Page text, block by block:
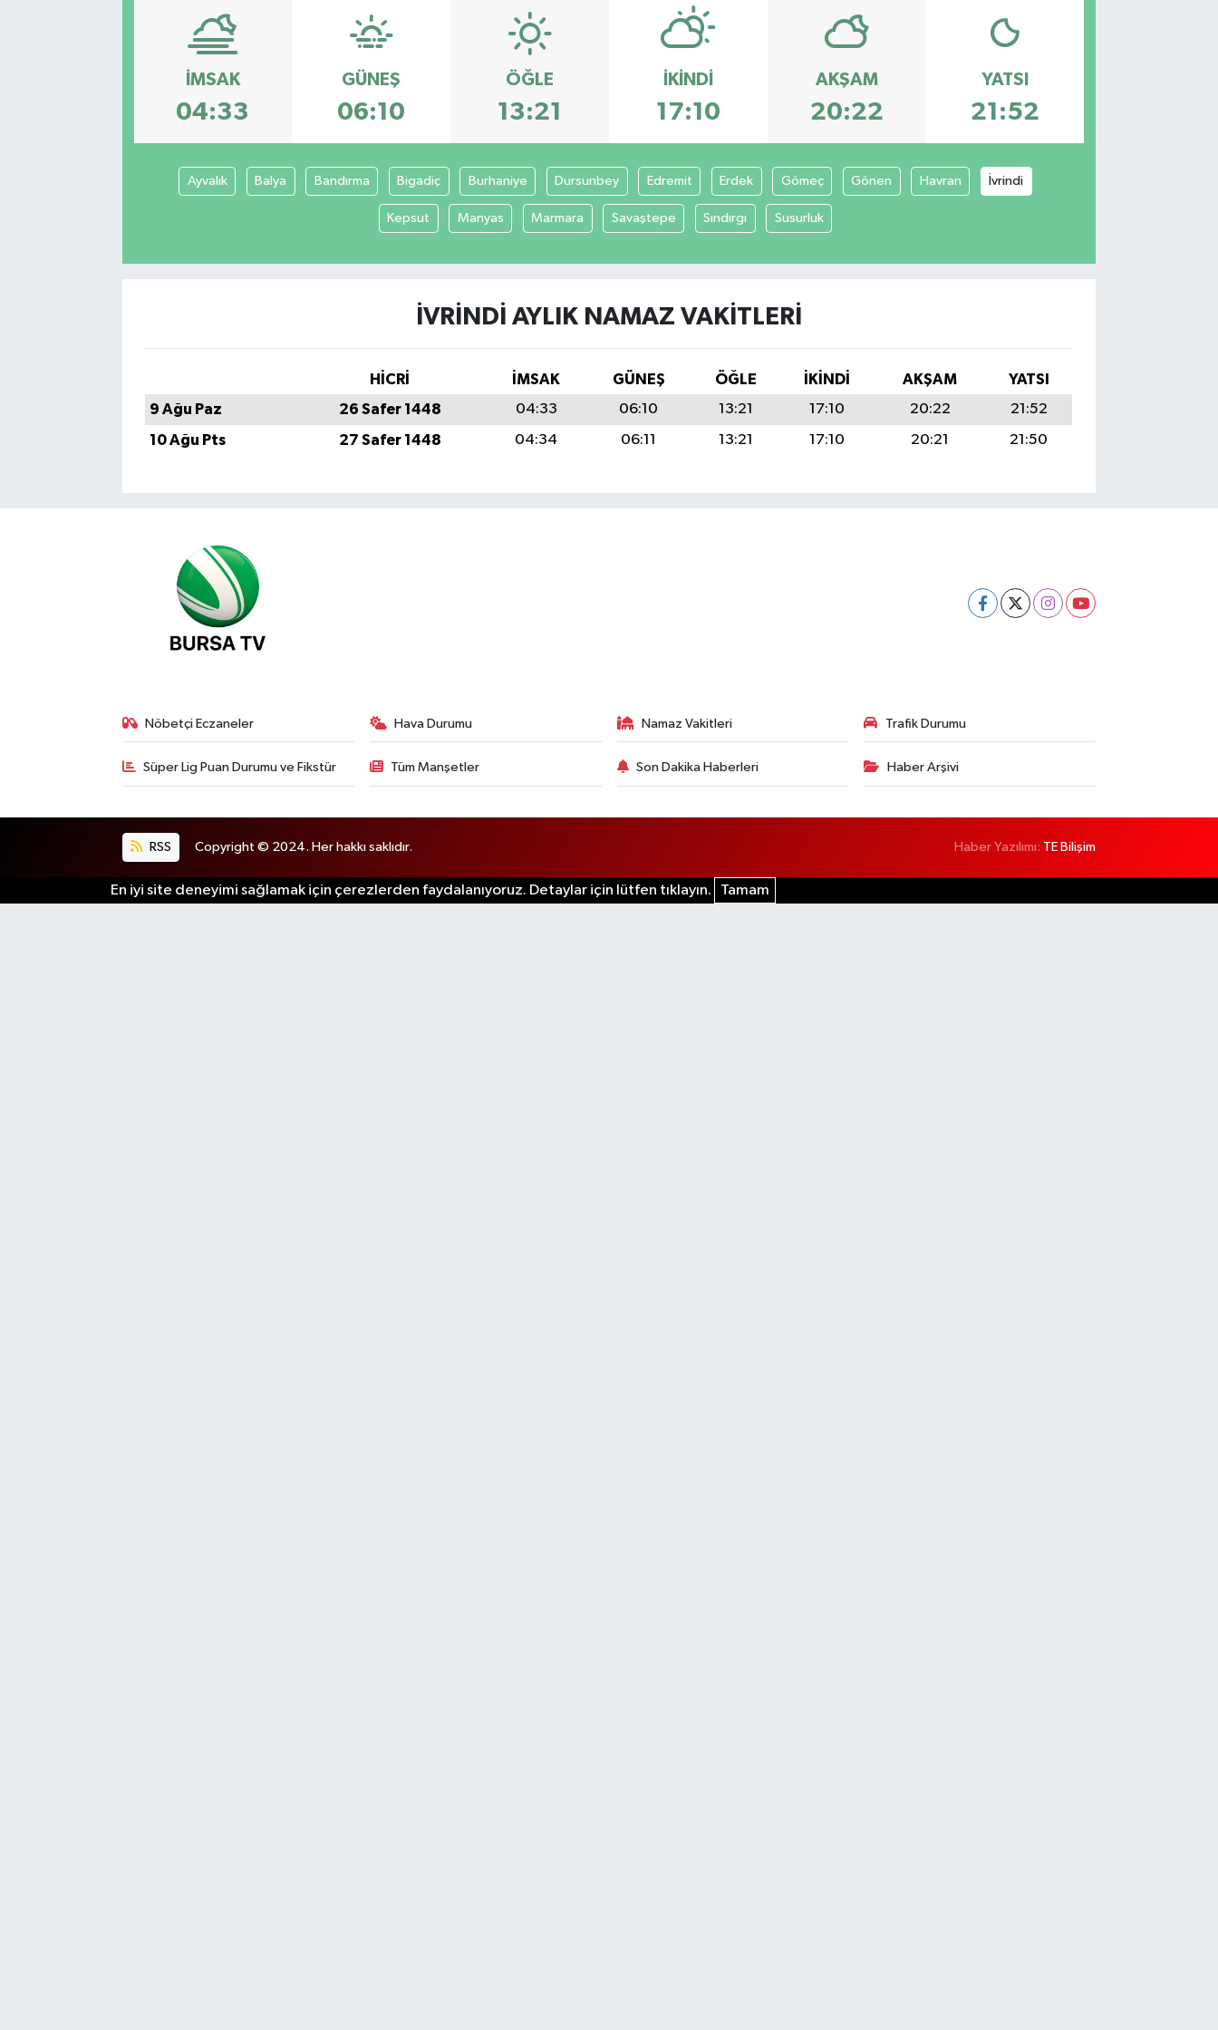
İMSAK
04:33
GÜNEŞ
06:10
ÖĞLE
13:21
İKINDI
17:10
AKŞAM
20:22
YATSI
21:52
Ayvalık Balya Bandırma Bigadiç Burhaniye Dursunbey Edremit Erdek Gömeç Gönen Havran İvrindi
Kepsut Manyas Marmara Savaştepe Sındırgı Susurluk
İVRINDI AYLIK NAMAZ VAKITLERI
HİCRİ İMSAK GÜNEŞ ÖĞLE İKINDI AKŞAM
YATSI
9 Ağu Paz
26 Safer 1448 04:33 06:10 13:21 17:10 20:22
21:52
10 Ağu Pts
27 Safer 1448 04:34 06:11 13:21 17:10 20:21 21:50
Nöbetçi Eczaneler Hava Durumu Namaz Vakitleri Trafik Durumu
Süper Lig Puan Durumu ve Fikstür Tüm Manşetler Son Dakika Haberleri Haber Arşivi
RSS Copyright © 2024. Her hakkı saklıdır. Haber Yazılımı: TE Bilişim
En iyi site deneyimi sağlamak için çerezlerden faydalanıyoruz. Detaylar için lütfen tıklayın. Tamam